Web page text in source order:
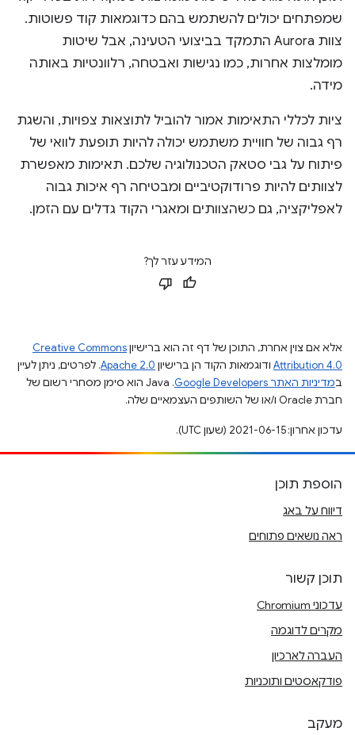
שמפתחים יכולים להשתמש בהם כדוגמאות קוד פשוטות.
צוות Aurora התמקד בביצועי הטעינה, אבל שיטות
מומלצות אחרות, כמו נגישות ואבטחה, רלוונטיות באותה
מידה.
ציות לכללי התאימות אמור להוביל לתוצאות צפויות, והשגת
רף גבוה של חוויית משתמש יכולה להיות תופעת לוואי של
פיתוח על גבי סטאק הטכנולוגיה שלכם. תאימות מאפשרת
לצוותים להיות פרודוקטיביים ומבטיחה רף איכות גבוה
לאפליקציה, גם כשהצוותים ומאגרי הקוד גדלים עם הזמן.
המידע עזר לך?
אלא אם צוין אחרת, התוכן של דף זה הוא ברישיוןCreative Commons
Attribution 4.0 ודוגמאות הקוד הן ברישיון Apache 2.0. לפרטים, ניתן לעיין
במדיניות האתר Google Developers‏
.‏ Java הוא סימן מסחרי רשום של
חברת Oracle ו/או של השותפים העצמאיים שלה.
עדכון אחרון: 2021-06-15 (שעון UTC).
הוספת תוכן
דיווח על באג
ראה נושאים פתוחים
תוכן קשור
עדכוני Chromium
מקרים לדוגמה
העברה לארכיון
פודקאסטים ותוכניות
מעקב